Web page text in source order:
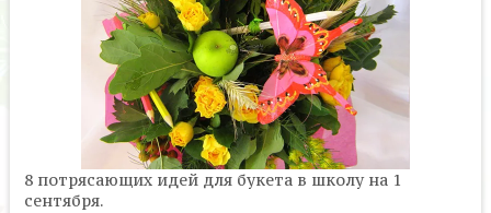
8 потрясающих идей для букета в школу на 1
сентября.